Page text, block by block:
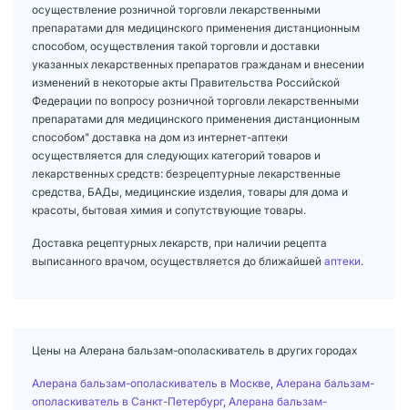
осуществление розничной торговли лекарственными
препаратами для медицинского применения дистанционным
способом, осуществления такой торговли и доставки
указанных лекарственных препаратов гражданам и внесении
изменений в некоторые акты Правительства Российской
Федерации по вопросу розничной торговли лекарственными
препаратами для медицинского применения дистанционным
способом" доставка на дом из интернет-аптеки
осуществляется для следующих категорий товаров и
лекарственных средств: безрецептурные лекарственные
средства, БАДы, медицинские изделия, товары для дома и
красоты, бытовая химия и сопутствующие товары.
Доставка рецептурных лекарств, при наличии рецепта
выписанного врачом, осуществляется до ближайшей аптеки.
Цены на Алерана бальзам-ополаскиватель в других городах
Алерана бальзам-ополаскиватель в Москве Алерана бальзам-
ополаскиватель в Санкт-Петербург, Алерана бальзам-